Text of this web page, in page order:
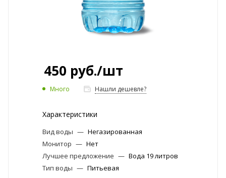
450 руб./шт
Много Нашли дешевле?
Характеристики
Вид воды — Негазированная
Монитор — Нет
Лучшее предложение — Вода 19 литров
Тип воды — Питьевая